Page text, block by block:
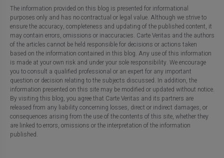
The information provided on this blog is presented for informational
purposes only and has no contractual or legal value. Although we strive to
ensure the accuracy, completeness and updating of the published content, it
may contain errors, omissions or inaccuracies. Carte Veritas and the authors
of the articles cannot be held responsible for decisions or actions taken
based on the information contained in this blog. Any use of this information
is made at your own risk and under your sole responsibility. We encourage
you to consult a qualified professional or an expert for any important
question or decision relating to the subjects discussed. In addition, the
information presented on this site may be modified or updated without notice.
By visiting this blog, you agree that Carte Veritas and its partners are
released from any liability concerning losses, direct or indirect damages, or
consequences arising from the use of the contents of this site, whether they
are linked to errors, omissions or the interpretation of the information
published.